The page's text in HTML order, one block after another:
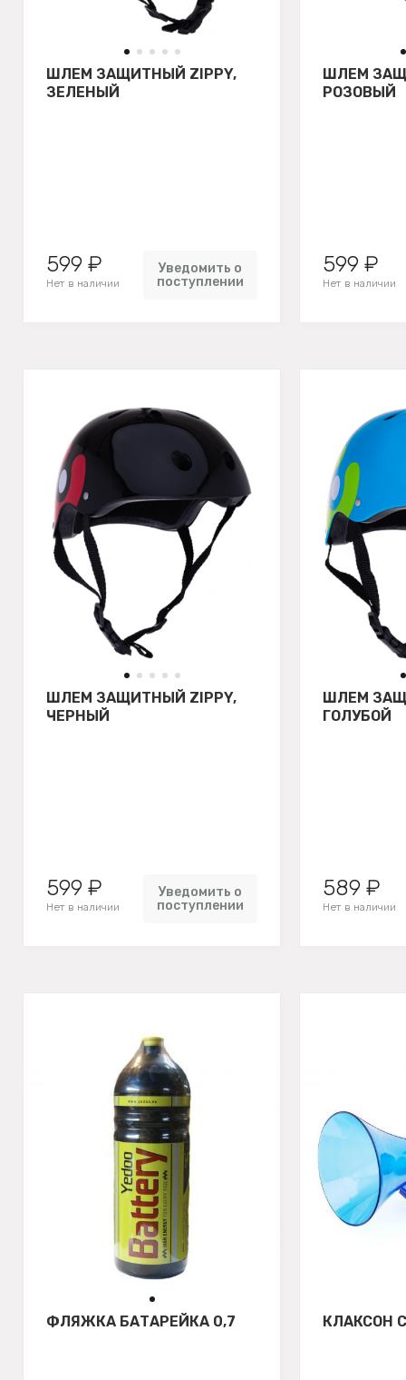
ШЛЕМ ЗАЩИТНЫЙ ZIPPY,
ЗЕЛЕНЫЙ
599 ₽
Нет в наличии
Уведомить о
поступлении
ШЛЕМ
РОЗОВЫЙ
599 ₽
Нет в наличии
ШЛЕМ ЗАЩИТНЫЙ ZIPPY,
ЧЕРНЫЙ
599 ₽
Нет в наличии
Уведомить о
поступлении
ШЛЕМ
ГОЛУБОЙ
589 ₽
Нет в наличии
ФЛЯЖКА БАТАРЕЙКА 0,7 КЛАКСОН